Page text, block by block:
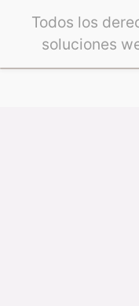
Todos los
soluciones